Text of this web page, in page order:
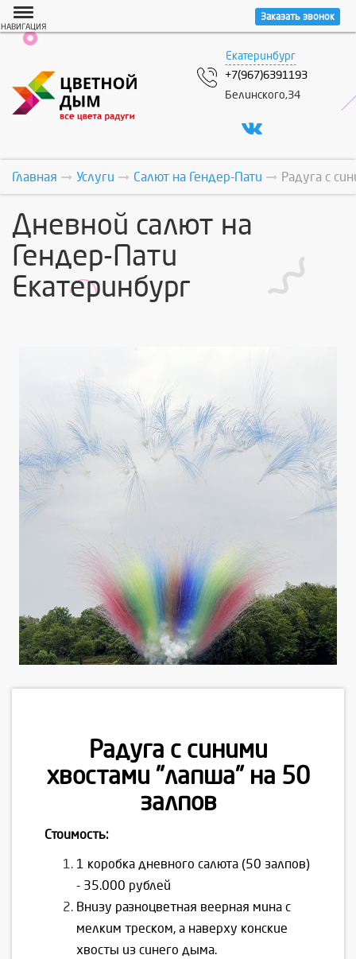
Заказать звонок
НАВИГАЦИЯ
Екатеринбург
+7(967)6391193
Белинского,34
Главная Услуги Салют на Гендер-Пати Радуга с
Дневной салют на
Гендер-Пати
Екатеринбург
Радуга с синими
хвостами "лапша" на 50
залпов
Стоимость:
1 коробка дневного салюта (50 залпов)
- 35.000 рублей
Внизу разноцветная веерная мина с
мелким треском, а наверху конские
хвосты из синего дыма.